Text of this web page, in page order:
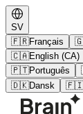
SV
🇫🇷Français
🇨🇦English (CA)
🇵🇹Português
🇩🇰Dansk 🇫🇮